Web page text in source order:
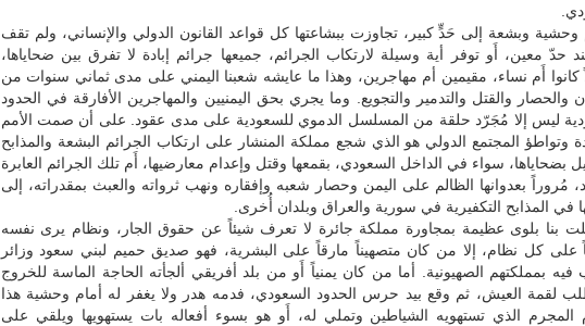
وحشية وبشعة إلى حَدٍّ كبير، تجاوزت ببشاعتها كل قواعد القانون الدولي والإنساني، ولم تقف
حدّ معين، أَو توفر أية وسيلة لارتكاب الجرائم، جميعها جرائم إبادة لا تفرق بين ضحاياها،
كانوا أَم نساء، مقيمين أم مهاجرين، وهذا ما عايشه شعبنا اليمني على مدى ثماني سنوات من
والحصار والقتل والتدمير والتجويع. وما يجري بحق اليمنيين والمهاجرين الأفارقة في الحدود
ليس إلا مُجَرّد حلقة من المسلسل الدموي للسعودية على مدى عقود. على أن صمت الأمم
وتواطؤ المجتمع الدولي هو الذي شجع مملكة المنشار على ارتكاب الجرائم البشعة والمذابح
بضحاياها، سواء في الداخل السعودي، بقمعها وقتل وإعدام معارضيها، أَم تلك الجرائم العابرة
مُروراً بعدوانها الظالم على اليمن وحصار شعبه وإفقاره ونهب ثرواته والعبث بمقدراته، إلى
في المذابح التكفيرية في سورية والعراق وبلدان أُخرى.
بنا بلوى عظيمة بمجاورة مملكة جائرة لا تعرف شيئاً عن حقوق الجار، ونظام يرى نفسه
على كل نظام، إلا من كان متصهيناً مارقاً على البشرية، فهو صديق حميم لبني سعود وزائر
بمملكتهم الصهيونية. أما من كان يمنياً أَو من بلد أفريقي ألجأته الحاجة الماسة للخروج
لقمة العيش، ثم وقع بيد حرس الحدود السعودي، فدمه هدر ولا يغفر له أمام وحشية هذا
المجرم الذي تستهويه الشياطين وتملي له، أَو هو بسوء أفعاله بات يستهويها ويلقي على